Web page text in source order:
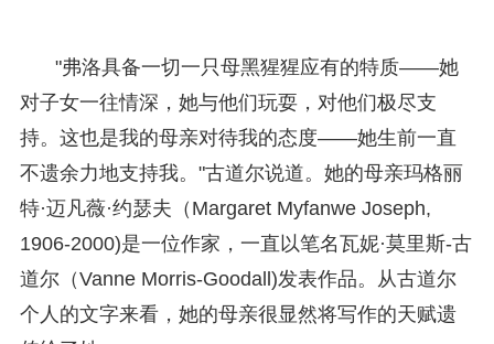
"弗洛具备一切一只母黑猩猩应有的特质——她
对子女一往情深，她与他们玩耍，对他们极尽支
持。这也是我的母亲对待我的态度——她生前一直
不遗余力地支持我。"古道尔说道。她的母亲玛格丽
特·迈凡薇·约瑟夫（Margaret Myfanwe Joseph,
1906-2000)是一位作家，一直以笔名瓦妮·莫里斯-古
道尔（Vanne Morris-Goodall)发表作品。从古道尔
个人的文字来看，她的母亲很显然将写作的天赋遗